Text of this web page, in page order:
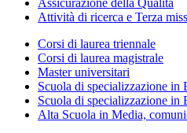
Attività di ricerca e Terza
Corsi di laurea triennale
Corsi di laurea magistrale
Master universitari
Scuola di specializzazione in
Scuola di specializzazione in
Alta Scuola in Media,